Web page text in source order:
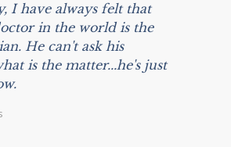
I have always felt that
in the world is the
He can't ask his
is the matter...he's just